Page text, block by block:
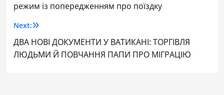
режим із попередженням про поїздку
Next:
ДВА НОВІ ДОКУМЕНТИ У ВАТИКАНІ: ТОРГІВЛЯ
ЛЮДЬМИ Й ПОВЧАННЯ ПАПИ ПРО МІГРАЦІЮ